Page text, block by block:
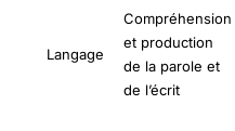
Langage
Compréhension
et production
de la parole et
de l’écrit